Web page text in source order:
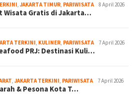
JAKARTA TIMUR PARIWISATA 8 April 2026
Wisata Gratis di Jakarta…
TERKINI KULINER PARIWISATA 7 April 2026
PRJ: Destinasi Kuli…
JAKARTA TERKINI PARIWISATA 7 April 2026
& Pesona Kota T…